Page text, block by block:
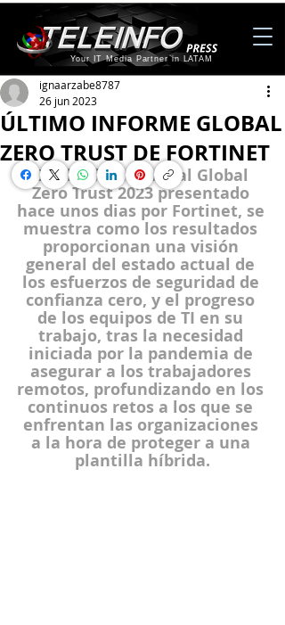
Your IT Media Partner in LATAM
ÚLTIMO INFORME GLOBAL
ZERO TRUST DE FORTINET
ignaarzabe8787
26 jun 2023
En el informe anual Global
Zero Trust 2023 presentado
hace unos dias por Fortinet, se
muestra como los resultados
proporcionan una visión
general del estado actual de
los esfuerzos de seguridad de
confianza cero, y el progreso
de los equipos de TI en su
trabajo, tras la necesidad
iniciada por la pandemia de
asegurar a los trabajadores
remotos, profundizando en los
continuos retos a los que se
enfrentan las organizaciones
a la hora de proteger a una
plantilla híbrida.